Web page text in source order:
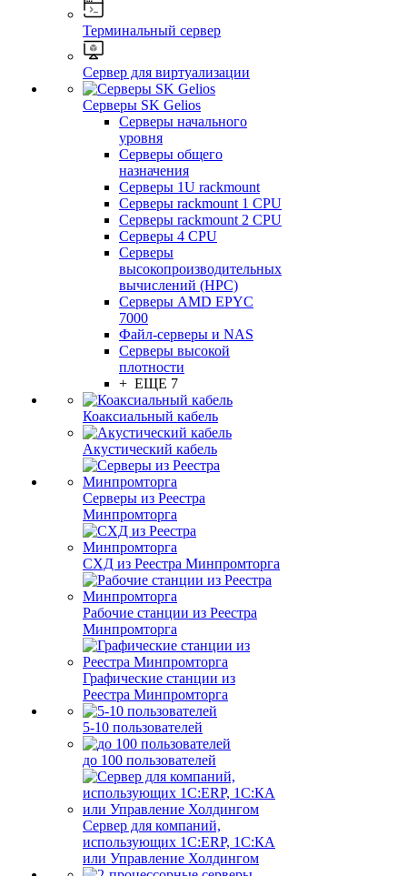
Терминальный сервер
Сервер для виртуализации
Серверы SK Gelios
Серверы начального
уровня
Серверы общего
назначения
Серверы 1U rackmount
Серверы rackmount 1 CPU
Серверы rackmount 2 CPU
Серверы 4 CPU
Серверы
высокопроизводительных
вычислений (HPC)
Серверы AMD EPYC
7000
Файл-серверы и NAS
Серверы высокой
плотности
+ ЕЩЕ 7
Коаксиальный кабель
Акустический кабель
Серверы из Реестра
Минпромторга
СХД из Реестра Минпромторга
Рабочие станции из Реестра
Минпромторга
Графические станции из
Реестра Минпромторга
5-10 пользователей
до 100 пользователей
Сервер для компаний,
использующих 1C:ERP, 1С:КА
или Управление Холдингом